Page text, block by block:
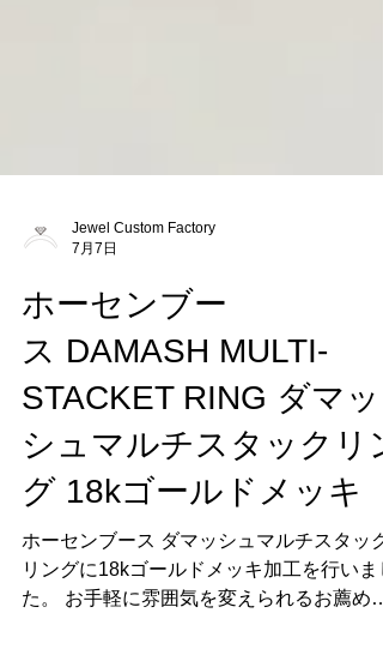
7月7日
ホーセンブー
ス DAMASH MULTI-
STACKET RING ダマッ
シュマルチスタックリ
グ 18kゴールドメッキ
ホーセンブース ダマッシュマルチスタック